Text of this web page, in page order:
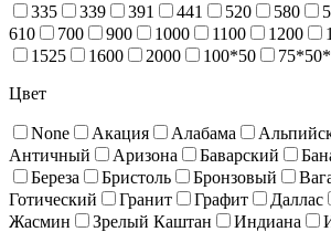
335
339 391 441 520 580
610
700 900 1000 1100 1200
1525
1600 2000 100*50
Цвет
None Акация Алабама
Античный
Аризона Баварский
Береза
Бристоль Бронзовый
Готический
Гранит Графит Даллас
Жасмин
Зрелый Каштан Индиана